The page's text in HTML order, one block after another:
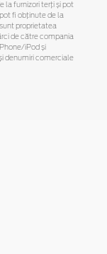
la furnizori terți și pot
fi obținute de la
proprietatea
de către compania
iPod și
denumiri comerciale